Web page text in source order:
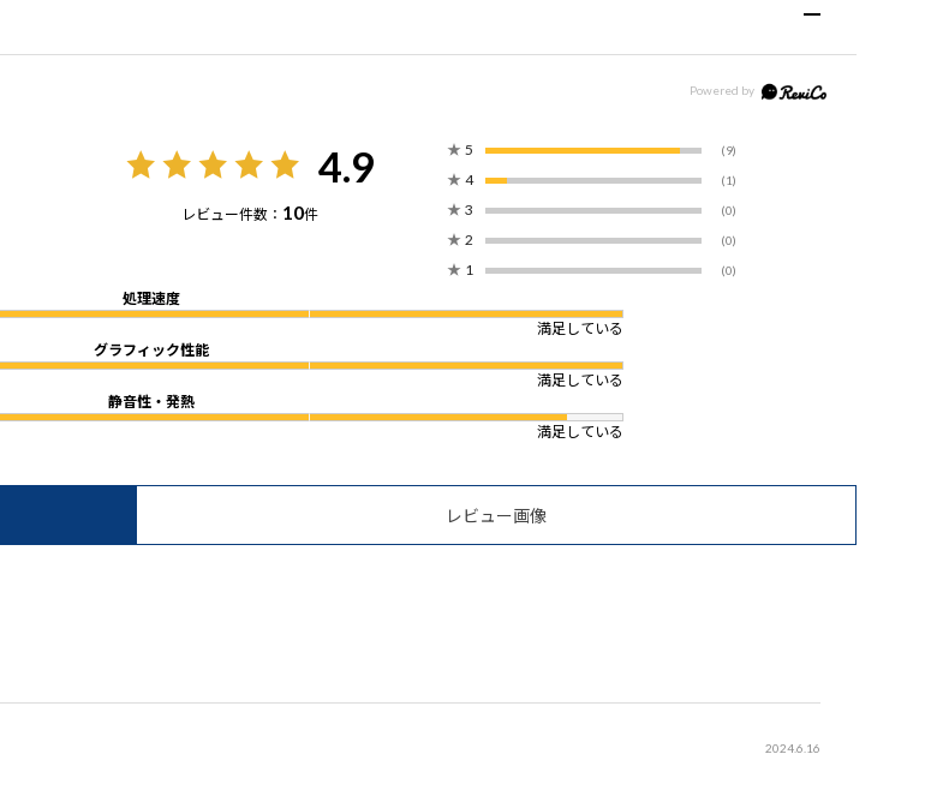
4.9
レビュー件数： 10件
★ 5 (9)
★ 4 (1)
★ 3 (0)
★ 2 (0)
★ 1 (0)
処理速度
満足している
グラフィック性能
満足している
静音性・発熱
満足している
レビュー画像
2024.6.16